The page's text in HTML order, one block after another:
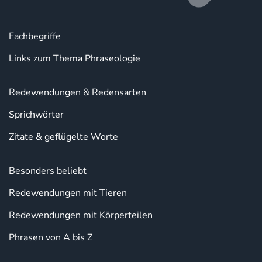
Fachbegriffe
Links zum Thema Phraseologie
Redewendungen & Redensarten
Sprichwörter
Zitate & geflügelte Worte
Besonders beliebt
Redewendungen mit Tieren
Redewendungen mit Körperteilen
Phrasen von A bis Z